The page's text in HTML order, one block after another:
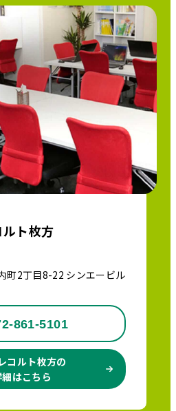
ト枚方
町2丁目8-22 シンエービル
861-5101
コルト枚方の
はこちら